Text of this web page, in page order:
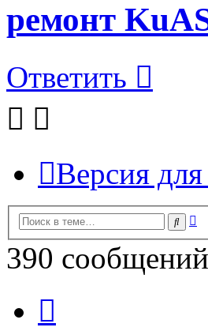
ремонт
Ответить
Версия для
Поиск
390 сообщений
из